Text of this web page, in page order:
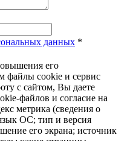
данных *
его
файлы cookie и сервис
с сайтом, Вы даете
файлов и согласие на
метрика (сведения о
ОС; тип и версия
его экрана; источник